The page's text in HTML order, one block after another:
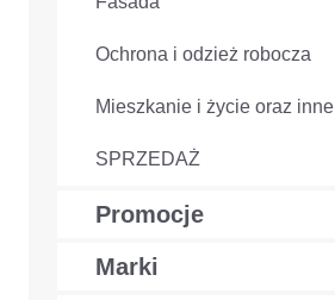
Ochrona i odzież robocza
Mieszkanie i życie oraz inne
SPRZEDAŻ
Promocje
Marki